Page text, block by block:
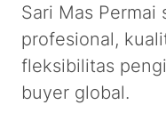
Sari Mas Permai
profesional,
fleksibilitas
buyer global.